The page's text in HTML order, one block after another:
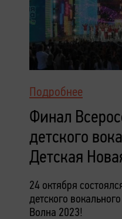
Подробнее
Финал
детского
Детская
24 октября
детского
Волна 2023!